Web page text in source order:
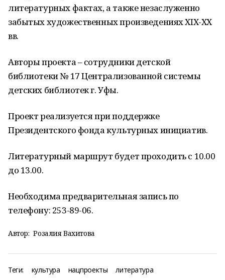
литературных фактах, а также незаслуженно
забытых художественных произведениях ХIХ-ХХ
вв.
Авторы проекта – сотрудники детской
библиотеки № 17 Централизованной системы
детских библиотек г. Уфы.
Проект реализуется при поддержке
Президентского фонда культурных инициатив.
Литературный маршрут будет проходить с 10.00
до 13.00.
Необходима предварительная запись по
телефону: 253-89-06.
Автор: Розалия Вахитова
Теги: культура нацпроекты литература